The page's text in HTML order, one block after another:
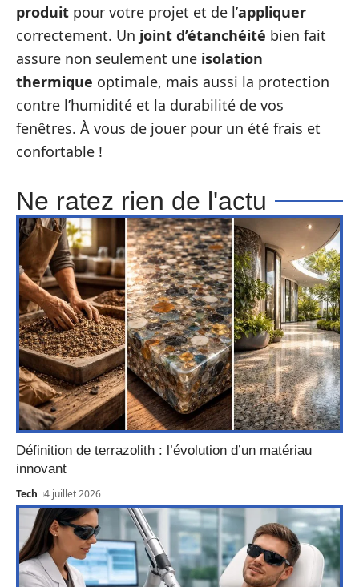
produit pour votre projet et de l’appliquer
correctement. Un joint d’étanchéité bien fait
assure non seulement une isolation
thermique optimale, mais aussi la protection
contre l’humidité et la durabilité de vos
fenêtres. À vous de jouer pour un été frais et
confortable !
Ne ratez rien de l'actu
Définition de terrazolith : l’évolution d’un matériau
innovant
Tech 4 juillet 2026